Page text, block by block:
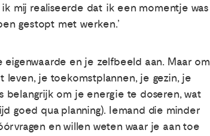
mij realiseerde dat ik een momentje was
gestopt met werken.’
en je zelfbeeld aan. Maar om
leven, je toekomstplannen, je gezin, je
belangrijk om je energie te doseren, wat
goed qua planning). Iemand die minder
en willen weten waar je aan toe